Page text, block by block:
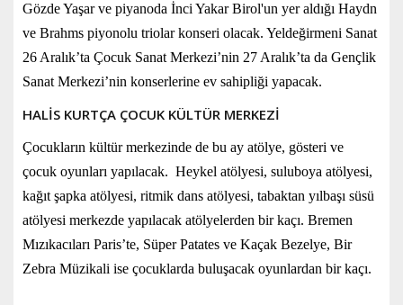
Gözde Yaşar ve piyanoda İnci Yakar Birol'un yer aldığı Haydn
ve Brahms piyonolu triolar konseri olacak. Yeldeğirmeni Sanat
26 Aralık’ta Çocuk Sanat Merkezi’nin 27 Aralık’ta da Gençlik
Sanat Merkezi’nin konserlerine ev sahipliği yapacak.
HALİS KURTÇA ÇOCUK KÜLTÜR MERKEZİ
Çocukların kültür merkezinde de bu ay atölye, gösteri ve
çocuk oyunları yapılacak. Heykel atölyesi, suluboya atölyesi,
kağıt şapka atölyesi, ritmik dans atölyesi, tabaktan yılbaşı süsü
atölyesi merkezde yapılacak atölyelerden bir kaçı. Bremen
Mızıkacıları Paris’te, Süper Patates ve Kaçak Bezelye, Bir
Zebra Müzikali ise çocuklarda buluşacak oyunlardan bir kaçı.